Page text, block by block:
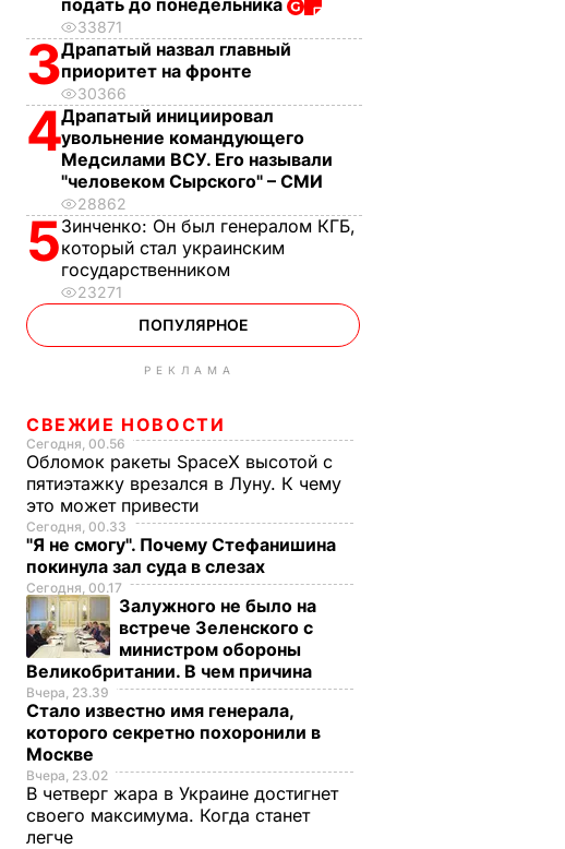
подать до понедельника
33871
3Драпатый назвал главный
приоритет на фронте
30366
4Драпатый инициировал
увольнение командующего
Медсилами ВСУ. Его называли
"человеком Сырского" – СМИ
28862
5Зинченко: Он был генералом КГБ,
который стал украинским
государственником
23271
ПОПУЛЯРНОЕ
РЕКЛАМА
СВЕЖИЕ НОВОСТИ
Сегодня, 00.56
Обломок ракеты SpaceX высотой с
пятиэтажку врезался в Луну. К чему
это может привести
Сегодня, 00.33
"Я не смогу". Почему Стефанишина
покинула зал суда в слезах
Сегодня, 00.17
Залужного не было на
встрече Зеленского с
министром обороны
Великобритании. В чем причина
Вчера, 23.39
Стало известно имя генерала,
которого секретно похоронили в
Москве
Вчера, 23.02
В четверг жара в Украине достигнет
своего максимума. Когда станет
легче